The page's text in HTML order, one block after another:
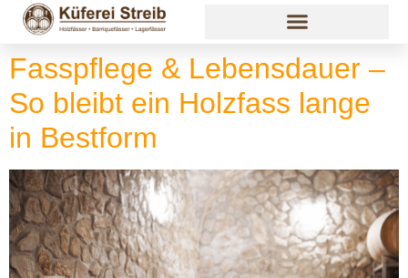
Fasspflege & Lebensdauer –
So bleibt ein Holzfass lange
in Bestform